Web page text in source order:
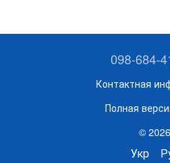
098-684-
Контактная
Полная
© 2026
Укр